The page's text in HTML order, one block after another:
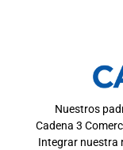
Nuestros
Cadena 3
Integrar nuestra